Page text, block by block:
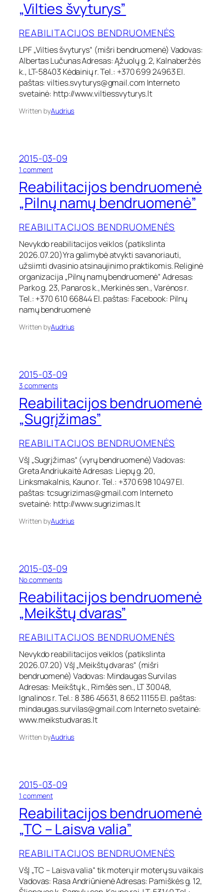
m
e
n
ė
„
P
r
e
g
o
s
a
i
i
t
a
c
i
j
o
s
d
r
o
m
e
n
„
i
l
t
i
s
š
v
y
s
”
„Vilties švyturys”
REABILITACIJOS BENDRUOMENĖS
LPF „Vilties švyturys“ (mišri bendruomenė) Vadovas:
Albertas Lučunas Adresas: Ąžuolų g. 2, Kalnaberžės
k., LT-58403 Kėdainių r. Tel.: +370 699 24963 El.
paštas:vilties.svyturys@gmail.com Interneto
svetainė: http://www.viltiessvyturys.lt
Written byAudrius
2015-03-09
1 commento
R
e
a
i
i
t
a
c
i
j
o
s
e
o
m
e
ė
„
i
n
ų
n
a
m
ų
b
u
o
m
e
n
ė
”
Reabilitacijos bendruomenė
„Pilnų namų bendruomenė”
REABILITACIJOS BENDRUOMENĖS
Nevykdo reabilitacijos veiklos (patikslinta
2026.07.20)Yra galimybė atvykti savanoriauti,
užsiimti dvasinio atsinaujinimo praktikomis. Religinė
organizacija „Pilnų namų bendruomenė“ Adresas:
Parko g. 23, Panaros k., Merkinės sen., Varėnos r.
Tel.: +370 610 66844 El. paštas: Facebook: Pilnų
namų bendruomenė
Written byAudrius
2015-03-09
3 commentso
R
e
a
i
i
t
a
c
i
j
o
s
d
r
u
o
m
e
n
„
u
g
r
į
ž
i
m
a
s
Reabilitacijos bendruomenė
„Sugrįžimas”
REABILITACIJOS BENDRUOMENĖS
VšĮ „Sugrįžimas“ (vyrų bendruomenė) Vadovas:
Greta Andriukaitė Adresas: Liepų g. 20,
Linksmakalnis, Kauno r. Tel.: +370 698 10497 El.
paštas:tcsugrizimas@gmail.com Interneto
svetainė: http://www.sugrizimas.lt
Written byAudrius
2015-03-09
No commentso
R
e
a
i
i
t
a
c
i
j
o
s
e
o
e
n
ė
„
e
k
š
Reabilitacijos bendruomenė
„Meikštų dvaras”
REABILITACIJOS BENDRUOMENĖS
Nevykdo reabilitacijos veiklos (patikslinta
2026.07.20) VšĮ „Meikštų dvaras“ (mišri
bendruomenė) Vadovas: Mindaugas Survilas
Adresas: Meikštų k., Rimšės sen., LT 30048,
Ignalinos r. Tel.: 8 386 45631, 8 652 11155 El. paštas:
mindaugas.survilas@gmail.com Interneto svetainė:
www.meikstudvaras.lt
Written byAudrius
2015-03-09
1 commento
R
e
a
i
i
t
a
Reabilitacijos bendruomenė
„TC – Laisva valia”
REABILITACIJOS BENDRUOMENĖS
VšĮ „TC – Laisva valia“ tik moterų ir moterų su vaikais
Vadovas: Rasa Andriūnienė Adresas: Pamiškės g. 12,